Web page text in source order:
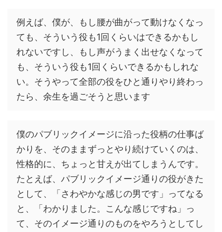
例えば、僕が、もし腰が曲がって動けなくなっ
ても、そういう役も1回くらいはできるかもし
れないですし、もし声がうまく出せなくなって
も、そういう役も1回くらいできるかもしれな
い。そうやって全部の役をひと通りやり終わっ
たら、余生を過ごそうと思います
僕のパブリックイメージに沿った役柄の仕事ば
かりを、そのままずっとやり続けていくのは、
性格的に、ちょっと甘えが出てしまうんです。
たとえば、パブリックイメージ通りの役がきた
として、「さわやかな感じの男です」ってなる
と、「わかりました。こんな感じですね」っ
て、そのイメージ通りのものをやろうとしてし